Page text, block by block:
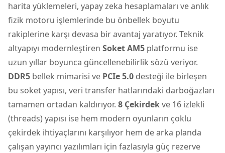
harita yüklemeleri, yapay zeka hesaplamaları ve anlık
fizik motoru işlemlerinde bu önbellek boyutu
rakiplerine karşı devasa bir avantaj yaratıyor. Teknik
altyapıyı modernleştiren Soket AM5 platformu ise
uzun yıllar boyunca güncellenebilirlik sözü veriyor.
DDR5 bellek mimarisi ve PCIe 5.0 desteği ile birleşen
bu soket yapısı, veri transfer hatlarındaki darboğazları
tamamen ortadan kaldırıyor. 8 Çekirdekve 16 izlekli
(threads) yapısı ise hem modern oyunların çoklu
çekirdek ihtiyaçlarını karşılıyor hem de arka planda
çalışan yayıncı yazılımları için fazlasıyla güç rezerve